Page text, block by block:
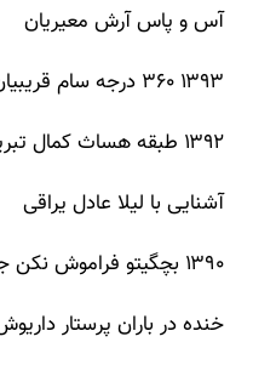
آس و پاس آرش معیریان
۱۳۹۳ ۳۶۰ درجه سام قریبیان
۱۳۹۲ طبقه هساث کمال تبریزی
آشنایی با لیلا عادل یراقی
۱۳۹۰ بچگیتو فراموش نکن جلال فاطمی
خنده در باران پرستار